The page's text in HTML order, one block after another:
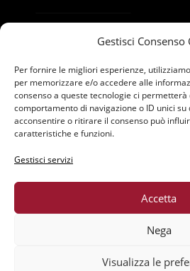
Gestisci Consenso
Per fornire le migliori esperienze,
per memorizzare e/o accedere alle
consenso a queste tecnologie ci
comportamento di navigazione o ID unici su
acconsentire o ritirare il consenso può
caratteristiche e funzioni.
Gestisci servizi
Accetta
Nega
Visualizza le
Data Protection Officer: